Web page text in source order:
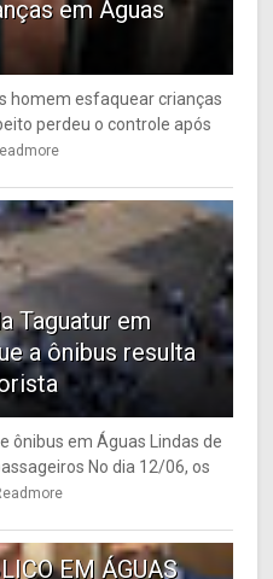
em Águas
homem esfaquear crianças
perdeu o controle após
Taguatur em
a ônibus resulta
ônibus em Águas Lindas de
No dia 12/06, os
EM ÁGUAS